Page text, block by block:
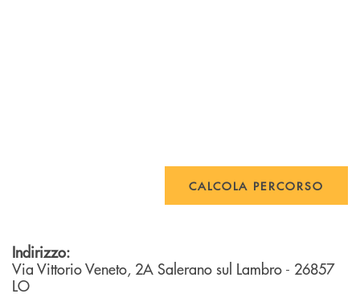
CALCOLA PERCORSO
Indirizzo:
Via Vittorio Veneto, 2A Salerano sul Lambro - 26857
LO